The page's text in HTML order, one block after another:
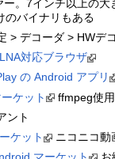
ー。7インチ以上の
のバイナリもある
> デコーダ > HWデ
対応ブラウザ
の Android アプリ
ケット
ffmpeg使用
ント
ケット
ニコニコ動